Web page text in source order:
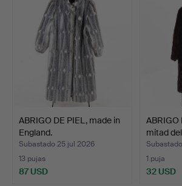
ABRIGO DE PIEL, made in
England.
Subastado 25 jul 2026
13 pujas
87 USD
ABRIGO
mitad
1 puja
32 USD